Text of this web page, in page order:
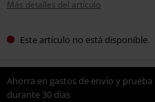
Más detalles del artículo
Este artículo no está disponible.
Ahorra en gastos de envío y prueba
durante 30 días